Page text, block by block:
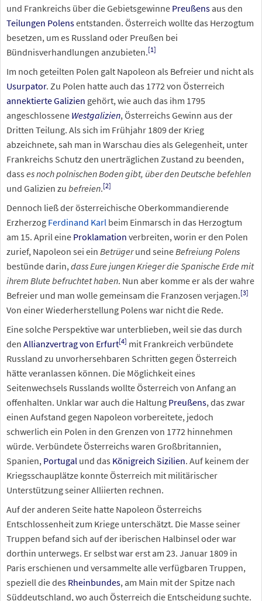
und Frankreichs über die Gebietsgewinne Preußens aus den
Teilungen Polensentstanden. Österreich wollte das Herzogtum
besetzen, um es Russland oder Preußen bei
Bündnisverhandlungen anzubieten.[1]
Im noch geteilten Polen galt Napoleon als Befreier und nicht als
Usurpator. Zu Polen hatte auch das 1772 von Österreich
annektierteGalizien gehört, wie auch das ihm 1795
angeschlossene Westgalizien, Österreichs Gewinn aus der
Dritten Teilung. Als sich im Frühjahr 1809 der Krieg
abzeichnete, sah man in Warschau dies als Gelegenheit, unter
Frankreichs Schutz den unerträglichen Zustand zu beenden,
dass es noch polnischen Boden gibt, über den Deutsche befehlen
und Galizien zu befreien.[2]
Dennoch ließ der österreichische Oberkommandierende
Erzherzog Ferdinand Karl beim Einmarsch in das Herzogtum
am 15. April eine Proklamation verbreiten, worin er den Polen
zurief, Napoleon sei ein Betrügerund seineBefreiung Polens
bestünde darin, dass Eure jungen Krieger die Spanische Erde mit
ihrem Blute befruchtet haben. Nun aber komme er als der wahre
Befreier und man wolle gemeinsam die Franzosen verjagen.[3]
Von einer Wiederherstellung Polens war nicht die Rede.
Eine solche Perspektive war unterblieben, weil sie das durch
den Allianzvertrag von Erfurt[4] mit Frankreich verbündete
Russland zu unvorhersehbaren Schritten gegen Österreich
hätte veranlassen können. Die Möglichkeit eines
Seitenwechsels Russlands wollte Österreich von Anfang an
offenhalten. Unklar war auch die Haltung Preußens, das zwar
einen Aufstand gegen Napoleon vorbereitete, jedoch
schwerlich ein Polen in den Grenzen von 1772 hinnehmen
würde. Verbündete Österreichs waren Großbritannien,
Spanien, Portugal und das Königreich Sizilien. Auf keinem der
Kriegsschauplätze konnte Österreich mit militärischer
Unterstützung seiner Alliierten rechnen.
Auf der anderen Seite hatte Napoleon Österreichs
Entschlossenheit zum Kriege unterschätzt. Die Masse seiner
Truppen befand sich auf der iberischen Halbinsel oder war
dorthin unterwegs. Er selbst war erst am 23. Januar 1809 in
Paris erschienen und versammelte alle verfügbaren Truppen,
speziell die des Rheinbundes, am Main mit der Spitze nach
Süddeutschland, wo auch Österreich die Entscheidung suchte.